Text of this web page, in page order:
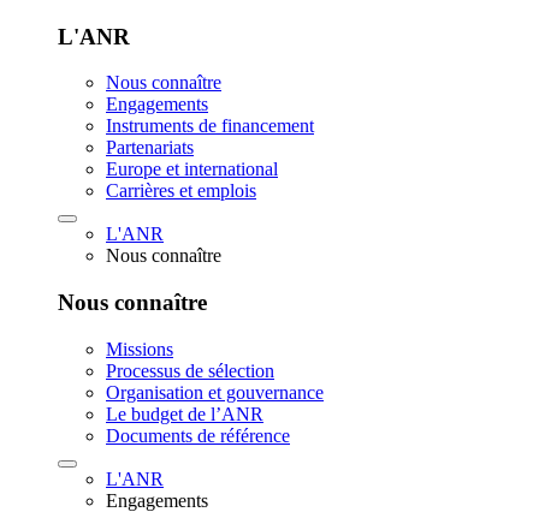
L'ANR
Nous connaître
Engagements
Instruments de financement
Partenariats
Europe et international
Carrières et emplois
L'ANR
Nous connaître
Nous connaître
Missions
Processus de sélection
Organisation et gouvernance
Le budget de l’ANR
Documents de référence
L'ANR
Engagements